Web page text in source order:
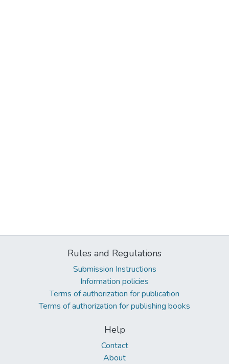
Rules and Regulations
Submission Instructions
Information policies
Terms of authorization for publication
Terms of authorization for publishing books
Help
Contact
About